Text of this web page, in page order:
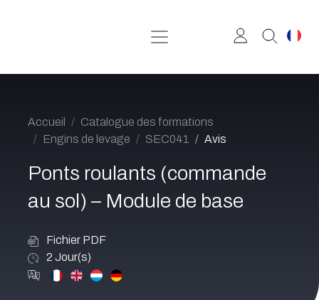
Accueil
Catalogue des formations
Engins de levage
SEC041 Avis
Ponts roulants (commande
au sol) – Module de base
Fichier PDF
2 Jour(s)